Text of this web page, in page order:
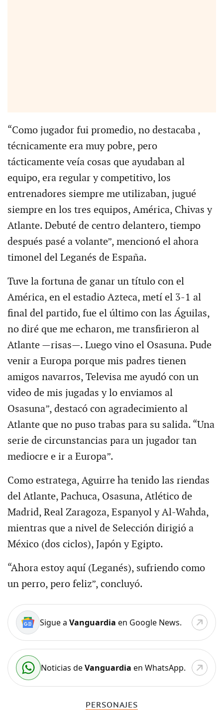
“Como jugador fui promedio, no destacaba ,
técnicamente era muy pobre, pero
tácticamente veía cosas que ayudaban al
equipo, era regular y competitivo, los
entrenadores siempre me utilizaban, jugué
siempre en los tres equipos, América, Chivas y
Atlante. Debuté de centro delantero, tiempo
después pasé a volante”, mencionó el ahora
timonel del Leganés de España.
Tuve la fortuna de ganar un título con el
América, en el estadio Azteca, metí el 3-1 al
final del partido, fue el último con las Águilas,
no diré que me echaron, me transfirieron al
Atlante —risas—. Luego vino el Osasuna. Pude
venir a Europa porque mis padres tienen
amigos navarros, Televisa me ayudó con un
video de mis jugadas y lo enviamos al
Osasuna”, destacó con agradecimiento al
Atlante que no puso trabas para su salida. “Una
serie de circunstancias para un jugador tan
mediocre e ir a Europa”.
Como estratega, Aguirre ha tenido las riendas
del Atlante, Pachuca, Osasuna, Atlético de
Madrid, Real Zaragoza, Espanyol y Al-Wahda,
mientras que a nivel de Selección dirigió a
México (dos ciclos), Japón y Egipto.
“Ahora estoy aquí (Leganés), sufriendo como
un perro, pero feliz”, concluyó.
Sigue a Vanguardia en Google News.
Noticias deVanguardia en WhatsApp.
PERSONAJES